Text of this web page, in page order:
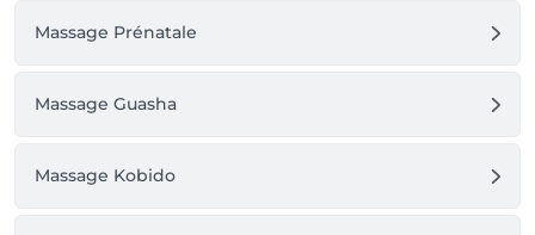
Massage Prénatale
Massage Guasha
Massage Kobido